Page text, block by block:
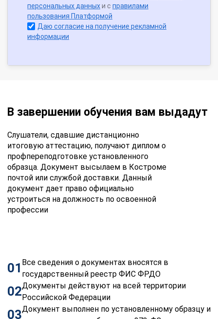
персональных данныхи с правилами
пользования Платформой
Даю согласие на получение рекламной
информации
В завершении обучения вам выдадут
Слушатели, сдавшие дистанционно
итоговую аттестацию, получают диплом о
профпереподготовке установленного
образца. Документ высылаем в Костроме
почтой или службой доставки. Данный
документ дает право официально
устроиться на должность по освоенной
профессии
01 Все сведения о документах вносятся в
государственный реестр ФИС ФРДО
02Документы действуют на всей территории
Российской Федерации
03Документ выполнен по установленному образцу и